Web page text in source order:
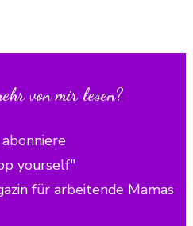
von mir lesen?
yourself"
für arbeitende Mamas